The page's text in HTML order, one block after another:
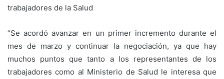
trabajadores de la Salud
“Se acordó avanzar en un primer incremento durante el
mes de marzo y continuar la negociación, ya que hay
muchos puntos que tanto a los representantes de los
trabajadores como al Ministerio de Salud le interesa que